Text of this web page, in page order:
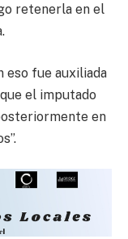
retenerla en el
eso fue auxiliada
el imputado
en